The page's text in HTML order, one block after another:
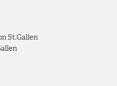
St.Gallen